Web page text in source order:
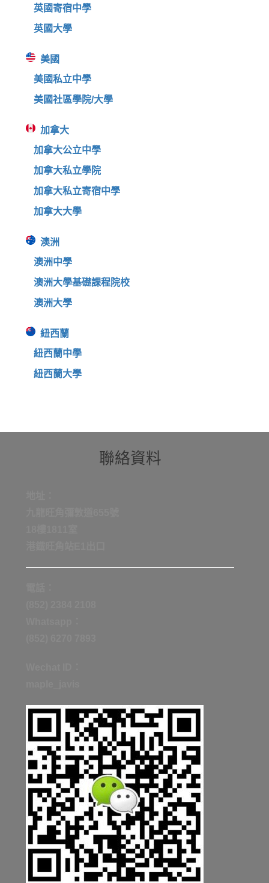
英國寄宿中學
英國大學
美國
美國私立中學
美國社區學院/大學
加拿大
加拿大公立中學
加拿大私立學院
加拿大私立寄宿中學
加拿大大學
澳洲
澳洲中學
澳洲大學基礎課程院校
澳洲大學
紐西蘭
紐西蘭中學
紐西蘭大學
聯絡資料